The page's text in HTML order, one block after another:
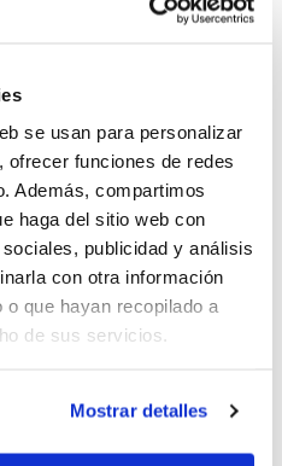
se usan para personalizar
funciones de redes
Además, compartimos
haga del sitio web con
publicidad y análisis
con otra información
que hayan recopilado a
de sus servicios.
Mostrar detalles
trató, por tanto, de
sobre
su uso en el
Valenciana.
de